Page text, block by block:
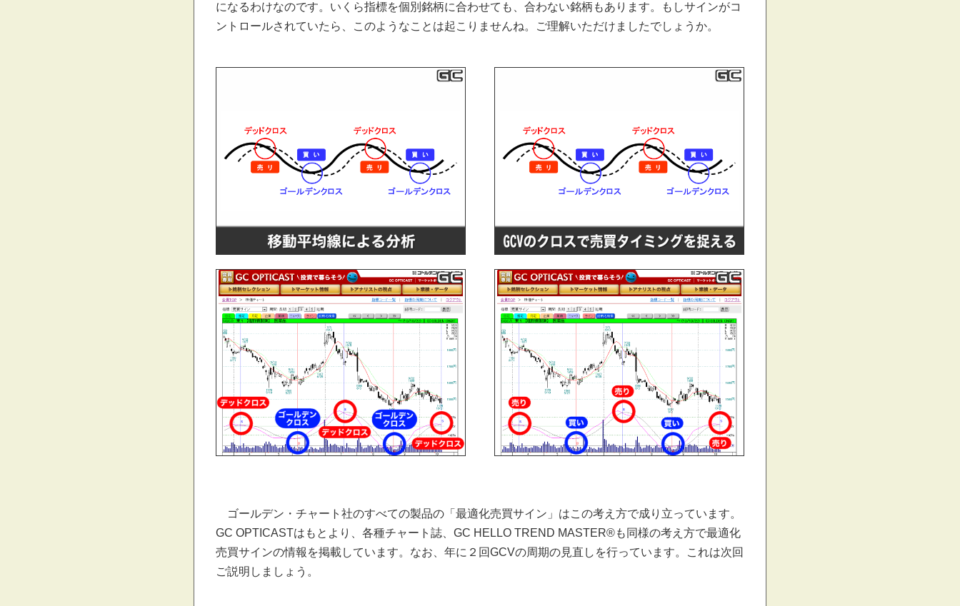
になるわけなのです。いくら指標を個別銘柄に合わせても、合わない銘柄もあります。もしサインがコ
ントロールされていたら、このようなことは起こりませんね。ご理解いただけましたでしょうか。
ゴールデン・チャート社のすべての製品の「最適化売買サイン」はこの考え方で成り立っています。
GC OPTICASTはもとより、各種チャート誌、GC HELLO TREND MASTER®も同様の考え方で最適化
売買サインの情報を掲載しています。なお、年に２回GCVの周期の見直しを行っています。これは次回
ご説明しましょう。